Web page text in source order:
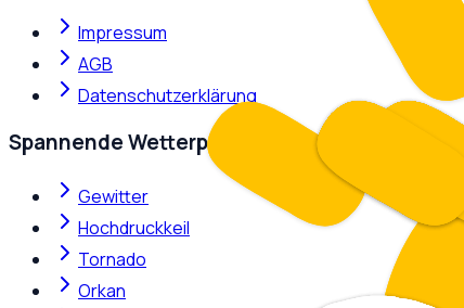
Impressum
AGB
Datenschutzerklärung
Spannende Wetterphänomene
Gewitter
Hochdruckkeil
Tornado
Orkan